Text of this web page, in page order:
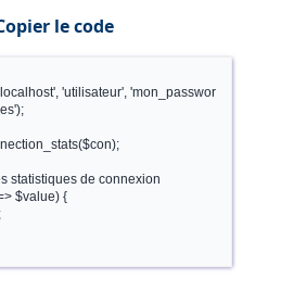
le code
'utilisateur', 'mon_passwor
statistiques de connexion
$value) {